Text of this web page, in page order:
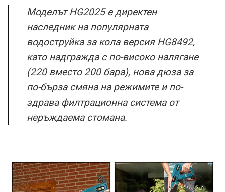
Моделът HG2025 е директен
наследник на популярната
водоструйка за кола версия HG8492,
като надгражда с по-високо налягане
(220 вместо 200 бара), нова дюза за
по-бърза смяна на режимите и по-
здрава филтрационна система от
неръждаема стомана.